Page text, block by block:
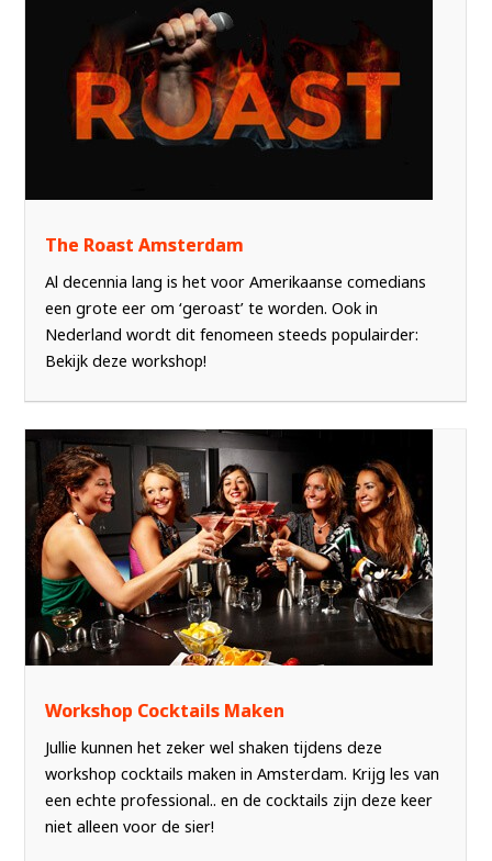
The Roast Amsterdam
Al decennia lang is het voor Amerikaanse comedians
een grote eer om ‘geroast’ te worden. Ook in
Nederland wordt dit fenomeen steeds populairder:
Bekijk deze workshop!
Workshop Cocktails Maken
Jullie kunnen het zeker wel shaken tijdens deze
workshop cocktails maken in Amsterdam. Krijg les van
een echte professional.. en de cocktails zijn deze keer
niet alleen voor de sier!